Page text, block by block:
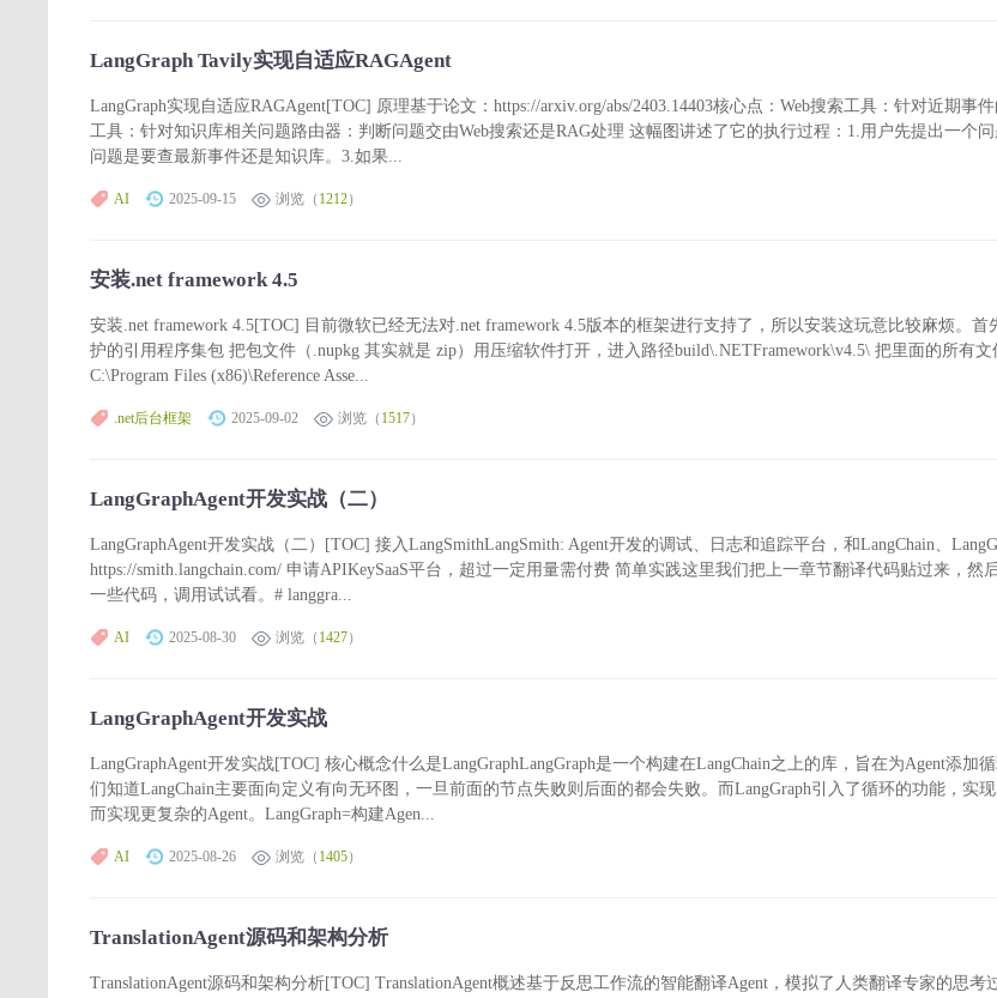
LangGraph Tavily实现自适应RAGAgent
LangGraph实现自适应RAGAgent[TOC] 原理基于论文：https://arxiv.org/abs/2403.14403核心点：Web搜索工具：针对近期事
工具：针对知识库相关问题路由器：判断问题交由Web搜索还是RAG处理 这幅图讲述了它的执行过程：1.用户先提出一个
问题是要查最新事件还是知识库。3.如果...
AI 2025-09-15 浏览（ 1212）
安装.net framework 4.5
安装.net framework 4.5[TOC] 目前微软已经无法对.net framework 4.5版本的框架进行支持了，所以安装这玩意比较麻烦。首
护的引用程序集包 把包文件（.nupkg 其实就是 zip）用压缩软件打开，进入路径build\.NETFramework\v4.5\ 把里面的所有文
C:\Program Files (x86)\Reference Asse...
.net后台框架 2025-09-02 浏览（ 1517）
LangGraphAgent开发实战（二）
LangGraphAgent开发实战（二）[TOC] 接入LangSmithLangSmith: Agent开发的调试、日志和追踪平台，和LangChain、
https://smith.langchain.com/ 申请APIKeySaaS平台，超过一定用量需付费 简单实践这里我们把上一章节翻译代码贴过来，然
一些代码，调用试试看。# langgra...
AI 2025-08-30 浏览（ 1427）
LangGraphAgent开发实战
LangGraphAgent开发实战[TOC] 核心概念什么是LangGraphLangGraph是一个构建在LangChain之上的库，旨在为Agent添加
们知道LangChain主要面向定义有向无环图，一旦前面的节点失败则后面的都会失败。而LangGraph引入了循环的功能，实
而实现更复杂的Agent。LangGraph=构建Agen...
AI 2025-08-26 浏览（ 1405）
TranslationAgent源码和架构分析
TranslationAgent源码和架构分析[TOC] TranslationAgent概述基于反思工作流的智能翻译Agent，模拟了人类翻译专家的思考